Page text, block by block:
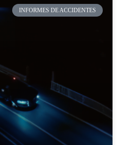
INFORMES DE ACCIDENTES